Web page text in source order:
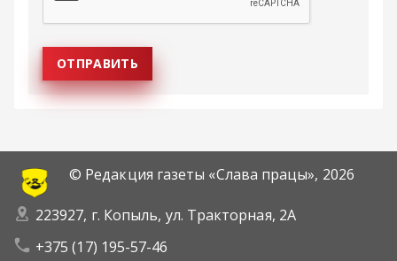
© Редакция газеты «Слава працы», 2026
223927, г. Копыль, ул. Тракторная, 2А
+375 (17) 195-57-46